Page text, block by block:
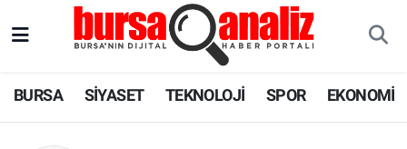
BURSA SİYASET TEKNOLOJİ SPOR EKONOMİ